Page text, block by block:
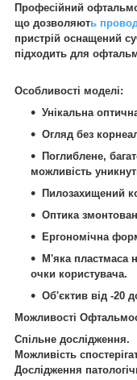
Професійний
що дозволяють
пристрій оснащений
підходить для
Особливості моделі:
Унікальна
Огляд без
Поглиблене,
можливість
Пилозахищений
Оптика
Ергономічна
М'яка пластмаса
очки користувача.
Об'єктив від -20
Можливості
Спільне дослідження.
Можливість
Дослідження